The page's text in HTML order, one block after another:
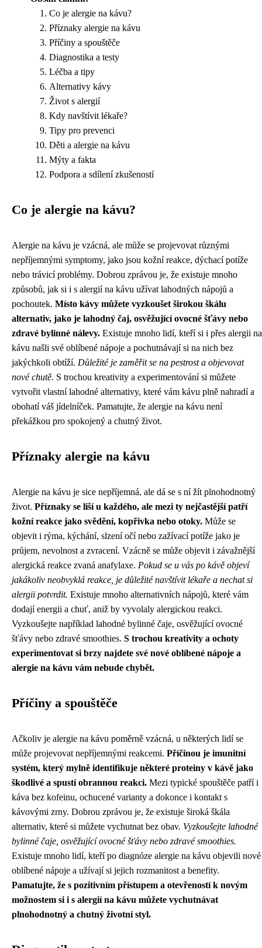
Co je alergie na kávu?
Příznaky alergie na kávu
Příčiny a spouštěče
Diagnostika a testy
Léčba a tipy
Alternativy kávy
Život s alergií
Kdy navštívit lékaře?
Tipy pro prevenci
Děti a alergie na kávu
Mýty a fakta
Podpora a sdílení zkušeností
Co je alergie na kávu?
Alergie na kávu je vzácná, ale může se projevovat různými
nepříjemnými symptomy, jako jsou kožní reakce, dýchací potíže
nebo trávicí problémy. Dobrou zprávou je, že existuje mnoho
způsobů, jak si i s alergií na kávu užívat lahodných nápojů a
pochoutek. Místo kávy můžete vyzkoušet širokou škálu
alternativ, jako je lahodný čaj, osvěžující ovocné šťávy nebo
zdravé bylinné nálevy. Existuje mnoho lidí, kteří si i přes alergii na
kávu našli své oblíbené nápoje a pochutnávají si na nich bez
jakýchkoli obtíží. Důležité je zaměřit se na pestrost a objevovat
nové chutě. S trochou kreativity a experimentování si můžete
vytvořit vlastní lahodné alternativy, které vám kávu plně nahradí a
obohatí váš jídelníček. Pamatujte, že alergie na kávu není
překážkou pro spokojený a chutný život.
Příznaky alergie na kávu
Alergie na kávu je sice nepříjemná, ale dá se s ní žít plnohodnotný
život. Příznaky se liší u každého, ale mezi ty nejčastější patří
kožní reakce jako svědění, kopřivka nebo otoky. Může se
objevit i rýma, kýchání, slzení očí nebo zažívací potíže jako je
průjem, nevolnost a zvracení. Vzácně se může objevit i závažnější
alergická reakce zvaná anafylaxe. Pokud se u vás po kávě objeví
jakákoliv neobvyklá reakce, je důležité navštívit lékaře a nechat si
alergii potvrdit. Existuje mnoho alternativních nápojů, které vám
dodají energii a chuť, aniž by vyvolaly alergickou reakci.
Vyzkoušejte například lahodné bylinné čaje, osvěžující ovocné
šťávy nebo zdravé smoothies. S trochou kreativity a ochoty
experimentovat si brzy najdete své nové oblíbené nápoje a
alergie na kávu vám nebude chybět.
Příčiny a spouštěče
Ačkoliv je alergie na kávu poměrně vzácná, u některých lidí se
může projevovat nepříjemnými reakcemi. Příčinou je imunitní
systém, který mylně identifikuje některé proteiny v kávě jako
škodlivé a spustí obrannou reakci. Mezi typické spouštěče patří i
káva bez kofeinu, ochucené varianty a dokonce i kontakt s
kávovými zrny. Dobrou zprávou je, že existuje široká škála
alternativ, které si můžete vychutnat bez obav. Vyzkoušejte lahodné
bylinné čaje, osvěžující ovocné šťávy nebo zdravé smoothies.
Existuje mnoho lidí, kteří po diagnóze alergie na kávu objevili nové
oblíbené nápoje a užívají si jejich rozmanitost a benefity.
Pamatujte, že s pozitivním přístupem a otevřeností k novým
možnostem si i s alergií na kávu můžete vychutnávat
plnohodnotný a chutný životní styl.